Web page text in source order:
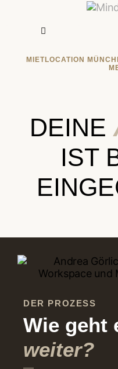
MIETLOCATION
DEINE
IST
DER PROZESS
Wie geht
weiter?